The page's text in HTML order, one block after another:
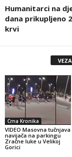
Humanitarci na
dana prikupljeno
krvi
Crna Kronika
VIDEO Masovna tučnjava
navijača na parkingu
Zračne luke u Velikoj
Gorici